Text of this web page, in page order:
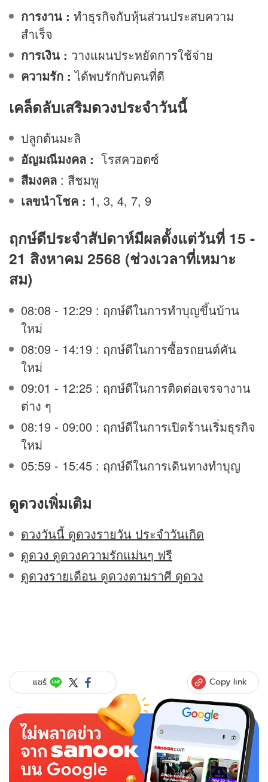
การงาน : ทำธุรกิจกับหุ้นส่วนประสบความ
สำเร็จ
การเงิน : วางแผนประหยัดการใช้จ่าย
ความรัก :ได้พบรักกับคนที่ดี
เคล็ดลับเสริมดวงประจำวันนี้
ปลูกต้นมะลิ
อัญมณีมงคล : โรสควอตซ์
สีมงคล : สีชมพู
เลขนำโชค : 1, 3, 4, 7, 9
ฤกษ์ดีประจำสัปดาห์มีผลตั้งแต่วันที่ 15 -
21 สิงหาคม 2568 (ช่วงเวลาที่เหมาะ
สม)
08:08 - 12:29 : ฤกษ์ดีในการทำบุญขึ้นบ้าน
ใหม่
08:09 - 14:19 : ฤกษ์ดีในการซื้อรถยนต์คัน
ใหม่
09:01 - 12:25 : ฤกษ์ดีในการติดต่อเจรจางาน
ต่าง ๆ
08:19 - 09:00 : ฤกษ์ดีในการเปิดร้านเริ่มธุรกิจ
ใหม่
05:59 - 15:45 : ฤกษ์ดีในการเดินทางทำบุญ
ดูดวงเพิ่มเติม
ดวงวันนี้ ดูดวงรายวัน ประจำวันเกิด
ดูดวง ดูดวงความรักแม่นๆ ฟรี
ดูดวงรายเดือน ดูดวงตามราศี ดูดวง
แชร์ Copy link